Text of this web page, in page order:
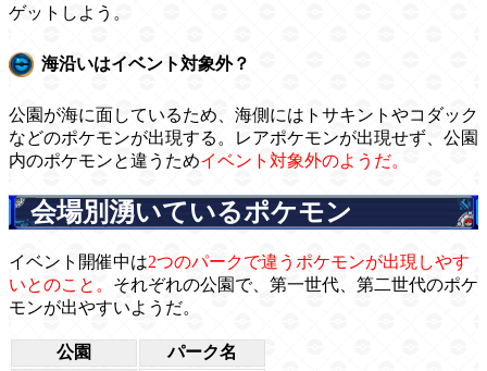
ゲットしよう。
海沿いはイベント対象外？
公園が海に面しているため、海側にはトサキントやコダック
などのポケモンが出現する。レアポケモンが出現せず、公園
内のポケモンと違うためイベント対象外のようだ。
会場別湧いているポケモン
イベント開催中は2つのパークで違うポケモンが出現しやす
いとのこと。 それぞれの公園で、第一世代、第二世代のポケ
モンが出やすいようだ。
公園
パーク名